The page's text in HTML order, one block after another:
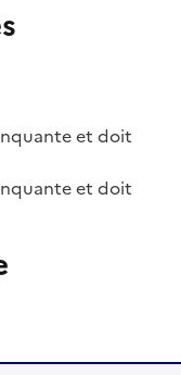
et doit
et doit